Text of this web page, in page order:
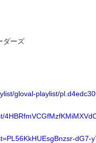
ダーズ
gloval-playlist/
dG7-